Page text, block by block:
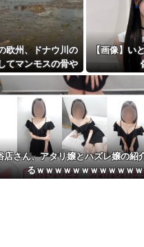
欧州、ドナウ川の
てマンモスの骨や
ツ軍の戦艦が出現
【画像】い
店さん、アタリ嬢とハズレ嬢の紹
るｗｗｗｗｗｗｗｗｗｗｗｗ